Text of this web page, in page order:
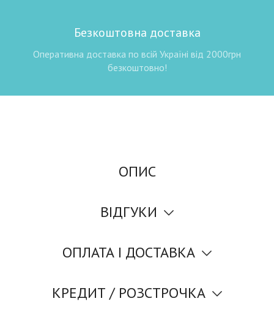
Безкоштовна доставка
Оперативна доставка по всій Україні від 2000грн
безкоштовно!
ОПИС
ВІДГУКИ
ОПЛАТА І ДОСТАВКА
КРЕДИТ / РОЗСТРОЧКА